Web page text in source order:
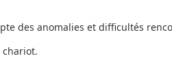
des anomalies et difficultés